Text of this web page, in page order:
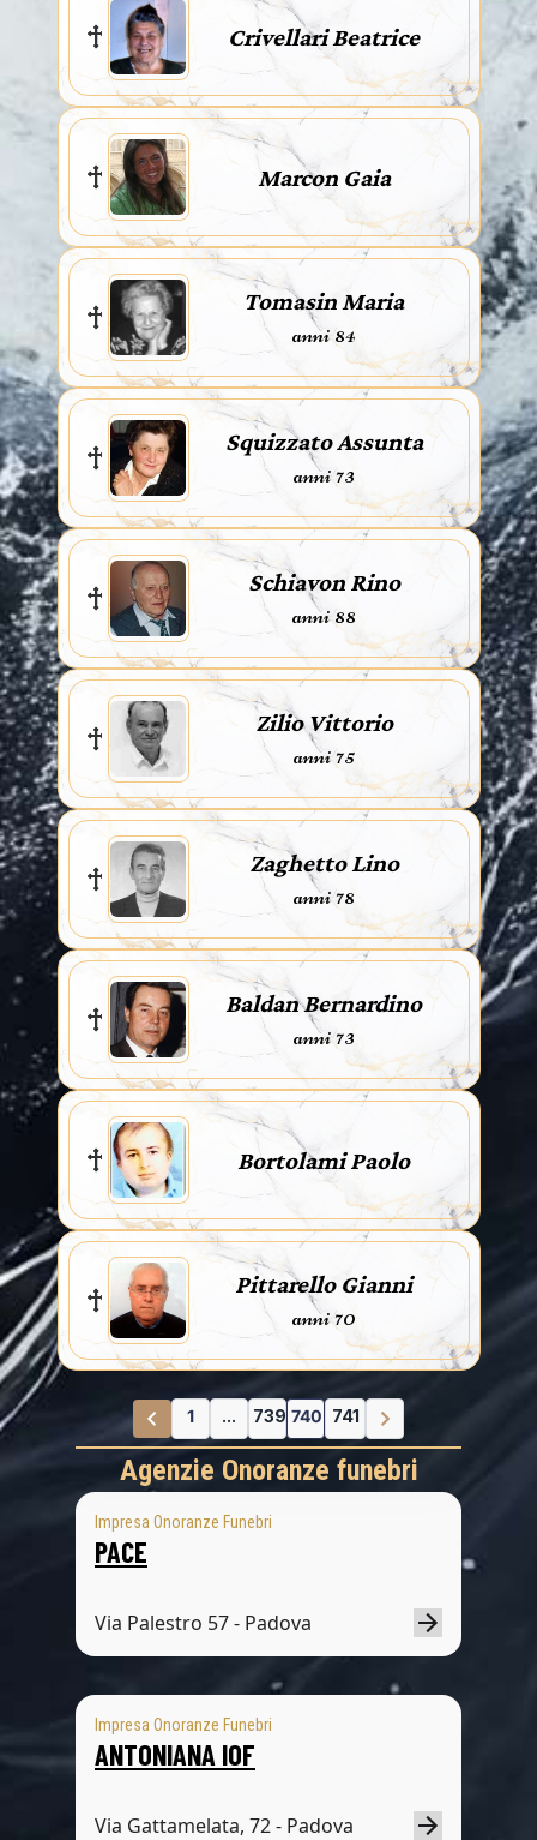
Crivellari Beatrice
Marcon Gaia
Tomasin Maria
anni 84
Squizzato Assunta
anni 73
Schiavon Rino
anni 88
Zilio Vittorio
anni 75
Zaghetto Lino
anni 78
Baldan Bernardino
anni 73
Bortolami Paolo
Pittarello Gianni
anni 70
1 ... 739 740 741
Agenzie Onoranze funebri
Impresa Onoranze Funebri
PACE
Via Palestro 57 - Padova
Impresa Onoranze Funebri
ANTONIANA IOF
Via Gattamelata, 72 - Padova